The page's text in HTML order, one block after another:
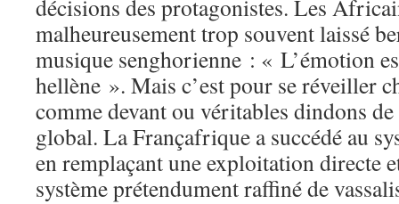
décisions des protagonistes. Les
malheureusement trop souvent laissé
musique senghorienne : « L’émotion
hellène ». Mais c’est pour se réveiller
comme devant ou véritables dindons
global. La Françafrique a succédé au
en remplaçant une exploitation directe
système prétendument raffiné de